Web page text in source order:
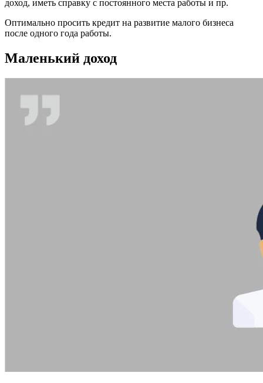
доход, иметь справку с постоянного места работы и пр.
Оптимально просить кредит на развитие малого бизнеса
после одного года работы.
Маленький доход